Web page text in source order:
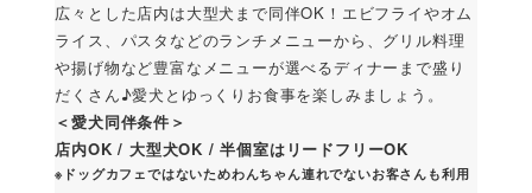
広々とした店内は大型犬まで同伴OK！エビフライやオム
ライス、パスタなどのランチメニューから、グリル料理
や揚げ物など豊富なメニューが選べるディナーまで盛り
だくさん♪愛犬とゆっくりお食事を楽しみましょう。
＜愛犬同伴条件＞
店内OK / 大型犬OK / 半個室はリードフリーOK
※ドッグカフェではないためわんちゃん連れでないお客さんも利用